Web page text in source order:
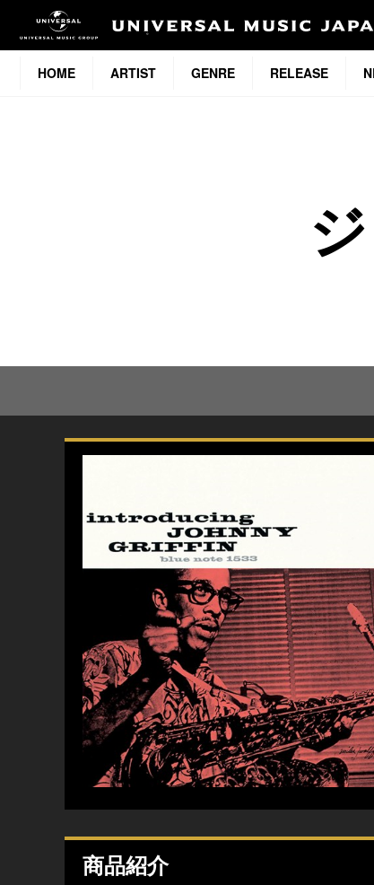
HOME ARTIST GENRE RELEASE
商品紹介